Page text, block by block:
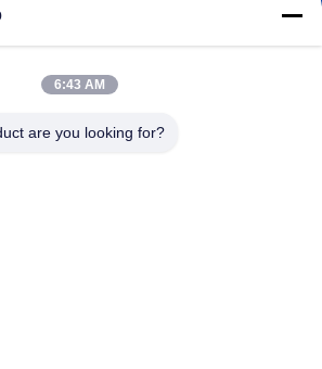
6:43 AM
are you looking for?